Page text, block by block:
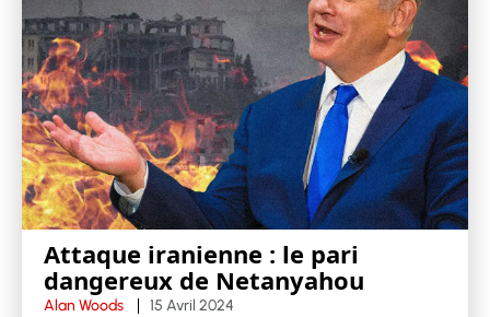
Attaque iranienne : le pari
dangereux de Netanyahou
Alan Woods 15 Avril 2024